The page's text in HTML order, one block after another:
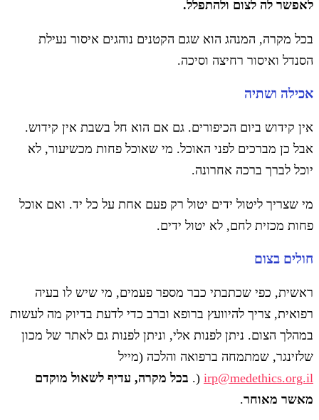
לאפשר לה לצום ולהתפלל.
בכל מקרה, המנהג הוא שגם הקטנים נוהגים איסור נעילת
הסנדל ואיסור רחיצה וסיכה.
אכילה ושתיה
אין קידוש ביום הכיפורים. גם אם הוא חל בשבת אין קידוש.
אבל כן מברכים לפני האוכל. מי שאוכל פחות מכשיעור, לא
יוכל לברך ברכה אחרונה.
מי שצריך ליטול ידים יטול רק פעם אחת על כל יד. ואם אוכל
פחות מכזית לחם, לא יטול ידים.
חולים בצום
ראשית, כפי שכתבתי כבר מספר פעמים, מי שיש לו בעיה
רפואית, צריך להיוועץ ברופא וברב כדי לדעת בדיוק מה לעשות
במהלך הצום. ניתן לפנות אלי, וניתן לפנות גם לאתר של מכון
שלזינגר, שמתמחה ברפואה והלכה (מייל
irp@medethics.org.il
(. בכל מקרה, עדיף לשאול מוקדם
מאשר מאוחר.